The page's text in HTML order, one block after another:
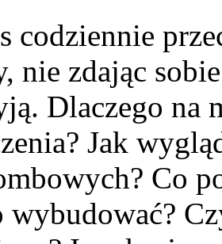
codziennie
nie zdając
Dlaczego na
Jak
Co
wybudować?